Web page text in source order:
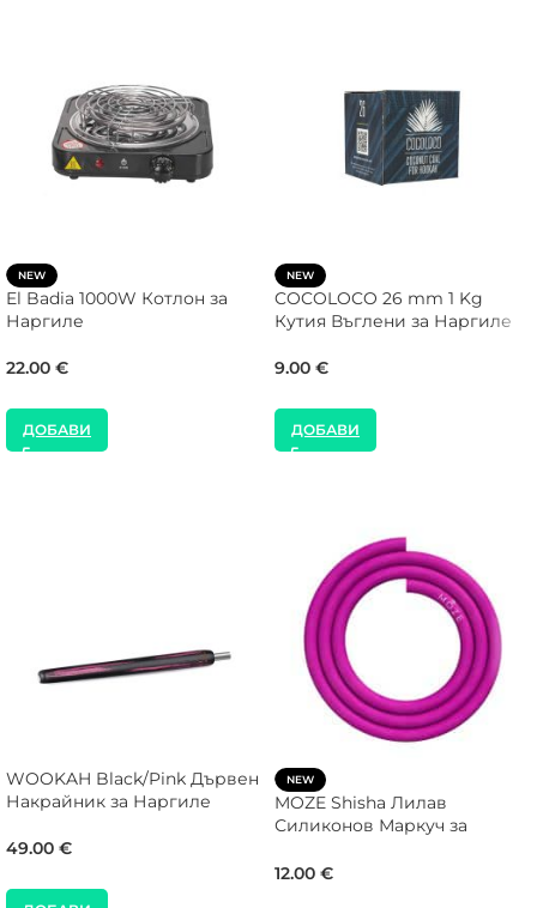
NEW
El Badia 1000W Котлон за
Наргиле
22.00 €
ДОБАВИ
NEW
COCOLOCO 26 mm 1 Kg
Кутия Въглени за Наргиле
9.00 €
ДОБАВИ
WOOKAH Black/Pink Дървен
Накрайник за Наргиле
49.00 €
NEW
MOZE Shisha Лилав
Силиконов Маркуч за
12.00 €